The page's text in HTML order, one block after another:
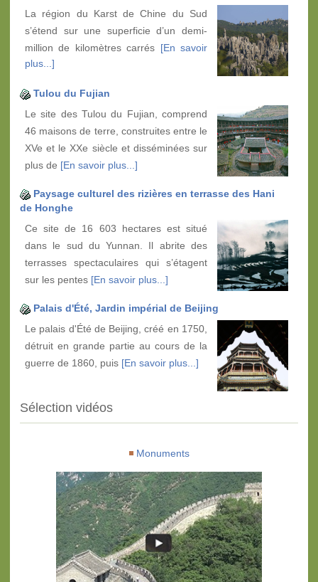
La région du Karst de Chine du Sud
s’étend sur une superficie d’un demi-
million de kilomètres carrés [En savoir
plus...]
Tulou du Fujian
Le site des Tulou du Fujian, comprend
46 maisons de terre, construites entre le
XVe et le XXe siècle et disséminées sur
plus de [En savoir plus...]
Paysage culturel des rizières en terrasse des Hani
de Honghe
Ce site de 16 603 hectares est situé
dans le sud du Yunnan. Il abrite des
terrasses spectaculaires qui s’étagent
sur les pentes [En savoir plus...]
Palais d'Été, Jardin impérial de Beijing
Le palais d'Été de Beijing, créé en 1750,
détruit en grande partie au cours de la
guerre de 1860, puis [En savoir plus...]
Sélection vidéos
Monuments